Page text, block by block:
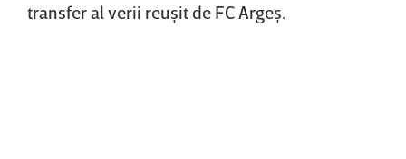
transfer al verii reuşit de FC Argeş.